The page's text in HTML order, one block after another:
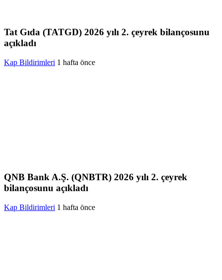
Tat Gıda (TATGD) 2026 yılı 2. çeyrek bilançosunu
açıkladı
Kap Bildirimleri 1 hafta önce
QNB Bank A.Ş. (QNBTR) 2026 yılı 2. çeyrek
bilançosunu açıkladı
Kap Bildirimleri 1 hafta önce